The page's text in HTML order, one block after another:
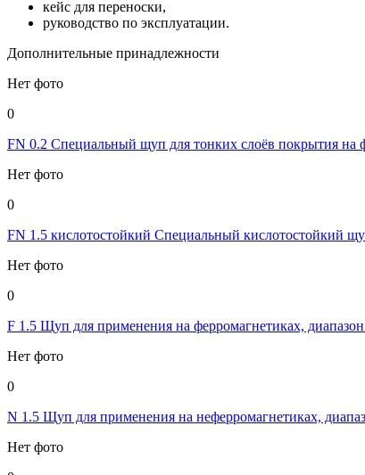
кейс для переноски,
руководство по эксплуатации.
Дополнительные принадлежности
Нет фото
0
FN 0.2 Специальный щуп для тонких слоёв покрытия на
Нет фото
0
FN 1.5 кислотостойкий Специальный кислотостойкий
Нет фото
0
F 1.5 Щуп для применения на ферромагнетиках,
Нет фото
0
N 1.5 Щуп для применения на неферромагнетиках,
Нет фото